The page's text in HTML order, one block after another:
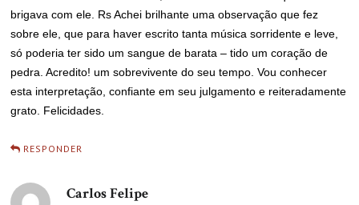
brigava com ele. Rs Achei brilhante uma observação que fez
sobre ele, que para haver escrito tanta música sorridente e leve,
só poderia ter sido um sangue de barata – tido um coração de
pedra. Acredito! um sobrevivente do seu tempo. Vou conhecer
esta interpretação, confiante em seu julgamento e reiteradamente
grato. Felicidades.
RESPONDER
Carlos Felipe